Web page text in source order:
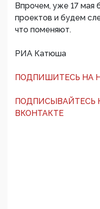
Впрочем, уже 17 мая
проектов и будем
что поменяют.
РИА Катюша
ПОДПИШИТЕСЬ НА
ПОДПИСЫВАЙТЕСЬ
ВКОНТАКТЕ